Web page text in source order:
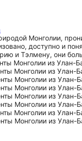
Монголии,
доступно и
и Тэлмену, они